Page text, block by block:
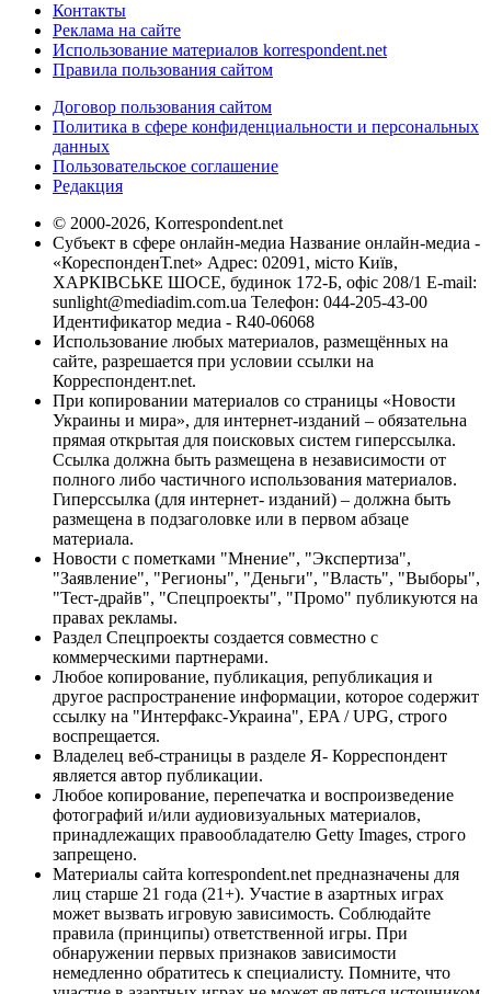
Контакты
Реклама на сайте
Использование материалов korrespondent.net
Правила пользования сайтом
Договор пользования сайтом
Политика в сфере конфиденциальности и персональных
данных
Пользовательское соглашение
Редакция
© 2000-2026, Korrespondent.net
Субъект в сфере онлайн-медиа Название онлайн-медиа -
«КореспонденТ.net» Адрес: 02091, місто Київ,
ХАРКІВСЬКЕ ШОСЕ, будинок 172-Б, офіс 208/1 E-mail:
sunlight@mediadim.com.ua Телефон: 044-205-43-00
Идентификатор медиа - R40-06068
Использование любых материалов, размещённых на
сайте, разрешается при условии ссылки на
Корреспондент.net.
При копировании материалов со страницы «Новости
Украины и мира», для интернет-изданий – обязательна
прямая открытая для поисковых систем гиперссылка.
Ссылка должна быть размещена в независимости от
полного либо частичного использования материалов.
Гиперссылка (для интернет- изданий) – должна быть
размещена в подзаголовке или в первом абзаце
материала.
Новости с пометками "Мнение", "Экспертиза",
"Заявление", "Регионы", "Деньги", "Власть", "Выборы",
"Тест-драйв", "Спецпроекты", "Промо" публикуются на
правах рекламы.
Раздел Спецпроекты создается совместно с
коммерческими партнерами.
Любое копирование, публикация, републикация и
другое распространение информации, которое содержит
ссылку на "Интерфакс-Украина", EPA / UPG, строго
воспрещается.
Владелец веб-страницы в разделе Я- Корреспондент
является автор публикации.
Любое копирование, перепечатка и воспроизведение
фотографий и/или аудиовизуальных материалов,
принадлежащих правообладателю Getty Images, строго
запрещено.
Материалы сайта korrespondent.net предназначены для
лиц старше 21 года (21+). Участие в азартных играх
может вызвать игровую зависимость. Соблюдайте
правила (принципы) ответственной игры. При
обнаружении первых признаков зависимости
немедленно обратитесь к специалисту. Помните, что